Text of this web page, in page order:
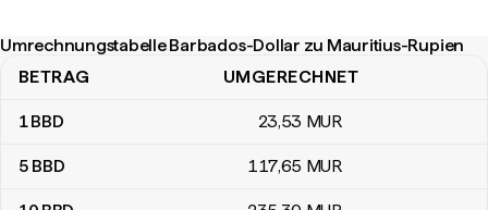
Umrechnungstabelle Barbados-Dollar zu Mauritius-Rupien
Umrechnungstabelle Barbados-Dollar zu Mauritius-Rupien
BETRAG UMGERECHNET
1BBD 23,53 MUR
5 BBD 117,65 MUR